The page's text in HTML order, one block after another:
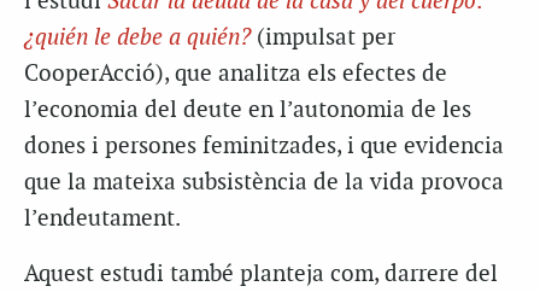
¿quién le debe a quién?(impulsat per
CooperAcció), que analitza els efectes de
l’economia del deute en l’autonomia de les
dones i persones feminitzades, i que evidencia
que la mateixa subsistència de la vida provoca
l’endeutament.
Aquest estudi també planteja com, darrere del